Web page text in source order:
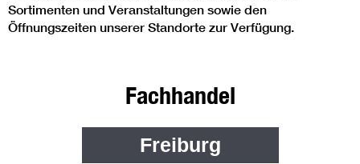
Sortimenten und Veranstaltungen sowie den
Öffnungszeiten unserer Standorte zur Verfügung.
Fachhandel
Freiburg
Freiburg